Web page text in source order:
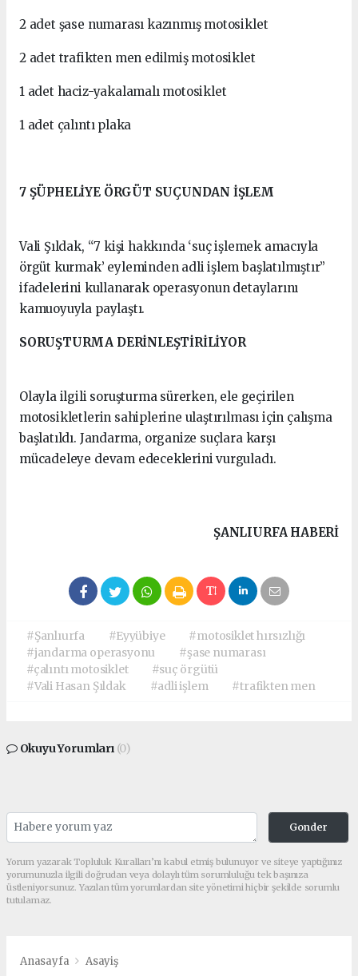
2 adet şase numarası kazınmış motosiklet
2 adet trafikten men edilmiş motosiklet
1 adet haciz-yakalamalı motosiklet
1 adet çalıntı plaka
7 ŞÜPHELİYE ÖRGÜT SUÇUNDAN İŞLEM
Vali Şıldak, “7 kişi hakkında ‘suç işlemek amacıyla
örgüt kurmak’ eyleminden adli işlem başlatılmıştır”
ifadelerini kullanarak operasyonun detaylarını
kamuoyuyla paylaştı.
SORUŞTURMA DERİNLEŞTİRİLİYOR
Olayla ilgili soruşturma sürerken, ele geçirilen
motosikletlerin sahiplerine ulaştırılması için çalışma
başlatıldı. Jandarma, organize suçlara karşı
mücadeleye devam edeceklerini vurguladı.
ŞANLIURFA HABERİ
#Şanlıurfa #Eyyübiye
#motosiklet hırsızlığı
#jandarma operasyonu
#şase numarası
#çalıntı motosiklet
#suç örgütü
#Vali Hasan Şıldak
#adli işlem #trafikten men
Okuyu Yorumları (0)
Gonder
Yorum yazarak Topluluk Kuralları’nı kabul etmiş bulunuyor ve siteye yaptığınız
yorumunuzla ilgili doğrudan veya dolaylı tüm sorumluluğu tek başınıza
üstleniyorsunuz. Yazılan tüm yorumlardan site yönetimi hiçbir şekilde sorumlu
tutulamaz.
Anasayfa Asayiş